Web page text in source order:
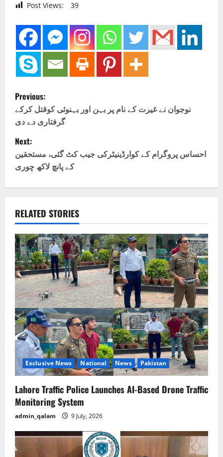
Post Views: 39
P
o
s
t
n
v
i
g
a
t
i
o
n
Previous:
نوجوان نے غیرت کے نام پر بہن اور بہنوئی کوقتل کرکے
گرفتاری دے دی
Next:
احساس پروگرام کے کوارڈینیٹرکی جیب کٹ گئی، مستحقین
کے پانچ لاکھ چوری
RELATED STORIES
Exclusive News National News Pakistan
Lahore Traffic Police Launches AI-Based Drone Traffic
Monitoring System
admin_qalam 9 July, 2026